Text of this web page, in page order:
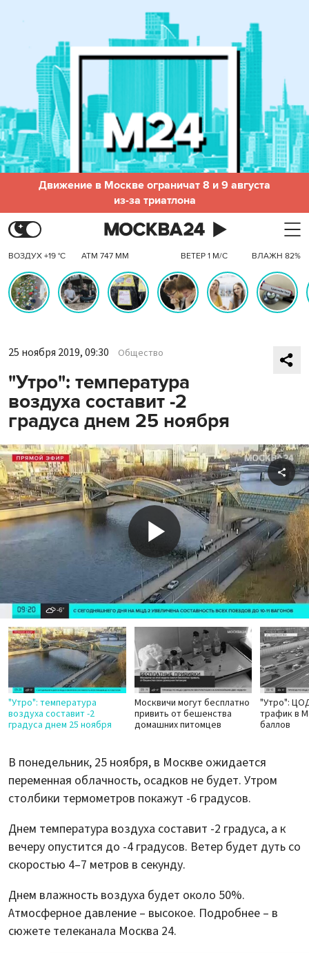
Движение в Москве ограничат 8 и 9 августа
из-за триатлона
ВОЗДУХ +19 °C АТМ 747 ММ ВЕТЕР 1 М/С ВЛАЖН 82%
25 ноября 2019, 09:30 Общество
"Утро": температура
воздуха составит -2
градуса днем 25 ноября
Play
Video
"Утро": температура
воздуха составит -2
градуса днем 25 ноября
Москвичи могут бесплатно
привить от бешенства
домашних питомцев
"Утро":
трафик в
баллов
В понедельник, 25 ноября, в Москве ожидается
переменная облачность, осадков не будет. Утром
столбики термометров покажут -6 градусов.
Днем температура воздуха составит -2 градуса, а к
вечеру опустится до -4 градусов. Ветер будет дуть со
скоростью 4–7 метров в секунду.
Днем влажность воздуха будет около 50%.
Атмосферное давление – высокое. Подробнее – в
сюжете телеканала Москва 24.